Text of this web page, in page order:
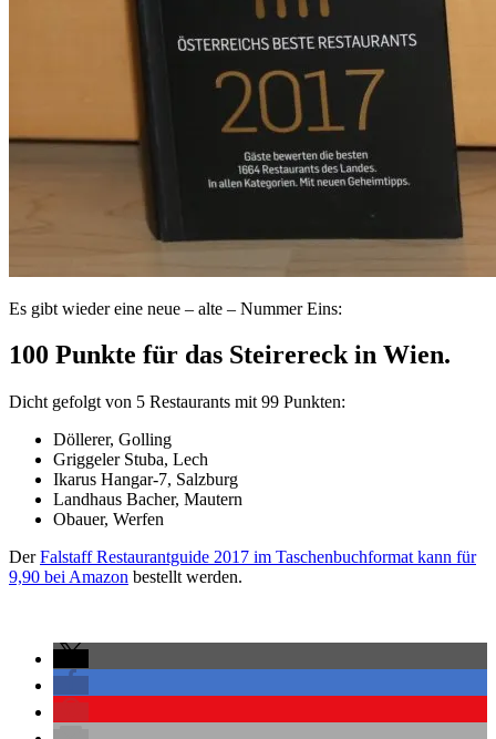
Es gibt wieder eine neue – alte – Nummer Eins:
100 Punkte für das Steirereck in Wien.
Dicht gefolgt von 5 Restaurants mit 99 Punkten:
Döllerer, Golling
Griggeler Stuba, Lech
Ikarus Hangar-7, Salzburg
Landhaus Bacher, Mautern
Obauer, Werfen
DerFalstaff Restaurantguide 2017 im Taschenbuchformat kann für
9,90 bei Amazon bestellt werden.